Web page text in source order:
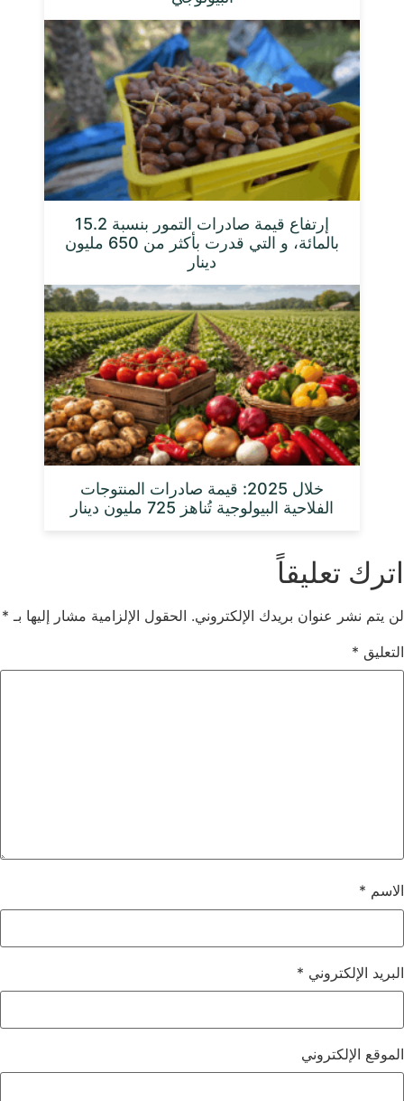
إرتفاع قيمة صادرات التمور بنسبة 15.2
بالمائة، و التي قدرت بأكثر من 650 مليون
دينار
خلال 2025: قيمة صادرات المنتوجات
الفلاحية البيولوجية تُناهز 725 مليون دينار
اترك تعليقاً
لن يتم نشر عنوان بريدك الإلكتروني. الحقول الإلزامية مشار إليها بـ *
التعليق *
الاسم *
البريد الإلكتروني *
الموقع الإلكتروني